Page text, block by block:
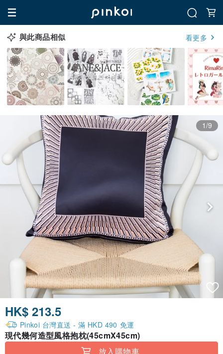
與此商品相似 看更多
1/9
HK$ 213.5
Pinkoi 台灣直送 - 滿 HKD 490 免運
現代幾何造型風格抱枕(45cmX45cm)
放入購物車